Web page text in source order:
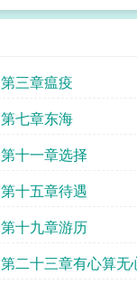
第三章瘟疫
第七章东海
第十一章选择
第十五章待遇
第十九章游历
第二十三章有心算无